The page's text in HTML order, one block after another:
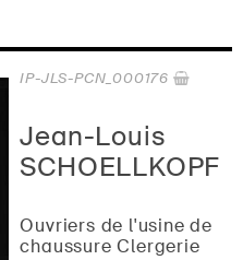
Jean-Louis
SCHOELLKOPF
Ouvriers de l'usine de
chaussure Clergerie
IP-JLS-PCN_000176